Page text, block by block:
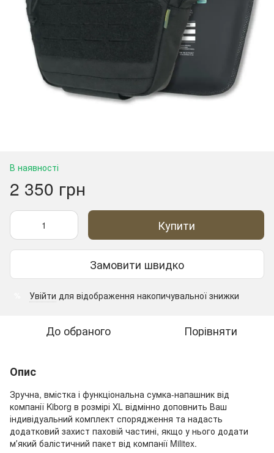
В наявності
2 350 грн
Купити
Замовити швидко
Увійти для відображення накопичувальної знижки
До обраного Порівняти
Опис
Зручна, вмістка і функціональна сумка-напашник від
компанії Kiborg в розмірі XL відмінно доповнить Ваш
індивідуальний комплект спорядження та надасть
додатковий захист паховій частині, якщо у нього додати
мʼякий балістичний пакет від компанії Militex.